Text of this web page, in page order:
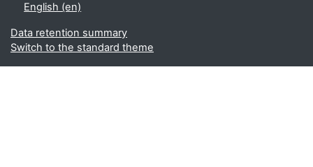
English ‎(en)‎
Data retention summary
Switch to the standard theme